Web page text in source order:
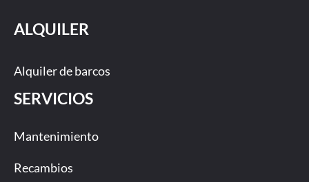
ALQUILER
Alquiler de barcos
SERVICIOS
Mantenimiento
Recambios